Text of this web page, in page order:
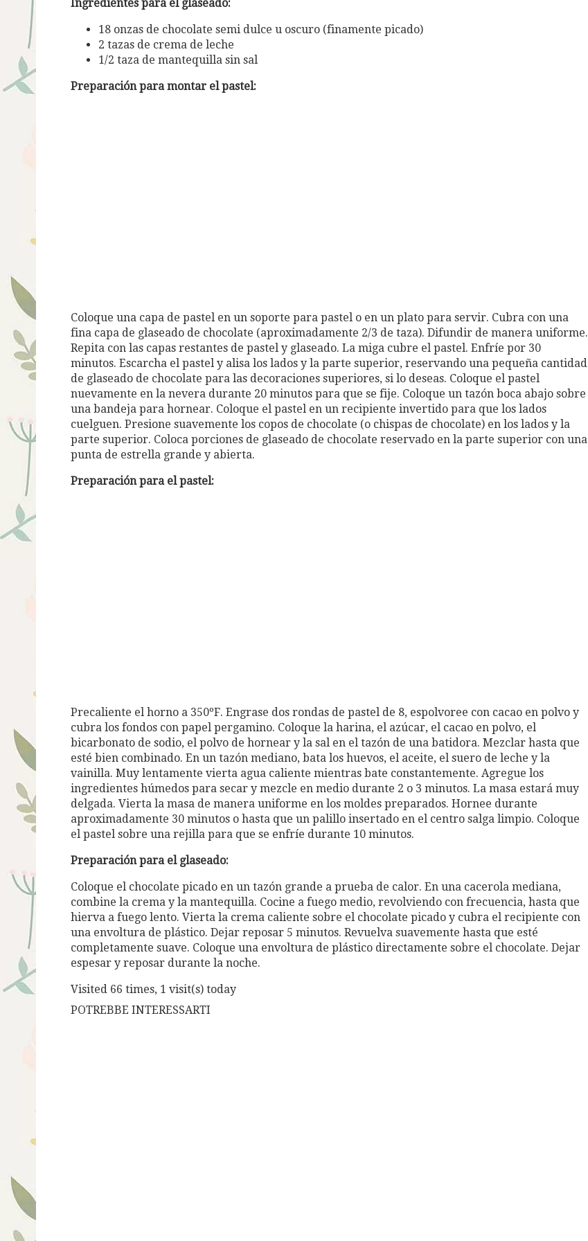
Ingredientes para el glaseado:
18 onzas de chocolate semi dulce u oscuro (finamente picado)
2 tazas de crema de leche
1/2 taza de mantequilla sin sal
Preparación para montar el pastel:
Coloque una capa de pastel en un soporte para pastel o en un plato para servir. Cubra con una
fina capa de glaseado de chocolate (aproximadamente 2/3 de taza). Difundir de manera uniforme.
Repita con las capas restantes de pastel y glaseado. La miga cubre el pastel. Enfríe por 30
minutos. Escarcha el pastel y alisa los lados y la parte superior, reservando una pequeña cantidad
de glaseado de chocolate para las decoraciones superiores, si lo deseas. Coloque el pastel
nuevamente en la nevera durante 20 minutos para que se fije. Coloque un tazón boca abajo sobre
una bandeja para hornear. Coloque el pastel en un recipiente invertido para que los lados
cuelguen. Presione suavemente los copos de chocolate (o chispas de chocolate) en los lados y la
parte superior. Coloca porciones de glaseado de chocolate reservado en la parte superior con una
punta de estrella grande y abierta.
Preparaciónpara el pastel:
Precaliente el horno a 350ºF. Engrase dos rondas de pastel de 8, espolvoree con cacao en polvo y
cubra los fondos con papel pergamino. Coloque la harina, el azúcar, el cacao en polvo, el
bicarbonato de sodio, el polvo de hornear y la sal en el tazón de una batidora. Mezclar hasta que
esté bien combinado. En un tazón mediano, bata los huevos, el aceite, el suero de leche y la
vainilla. Muy lentamente vierta agua caliente mientras bate constantemente. Agregue los
ingredientes húmedos para secar y mezcle en medio durante 2 o 3 minutos. La masa estará muy
delgada. Vierta la masa de manera uniforme en los moldes preparados. Hornee durante
aproximadamente 30 minutos o hasta que un palillo insertado en el centro salga limpio. Coloque
el pastel sobre una rejilla para que se enfríe durante 10 minutos.
Preparación para el glaseado:
Coloque el chocolate picado en un tazón grande a prueba de calor. En una cacerola mediana,
combine la crema y la mantequilla. Cocine a fuego medio, revolviendo con frecuencia, hasta que
hierva a fuego lento. Vierta la crema caliente sobre el chocolate picado y cubra el recipiente con
una envoltura de plástico. Dejar reposar 5 minutos. Revuelva suavemente hasta que esté
completamente suave. Coloque una envoltura de plástico directamente sobre el chocolate. Dejar
espesar y reposar durante la noche.
Visited 66 times, 1 visit(s) today
POTREBBE INTERESSARTI